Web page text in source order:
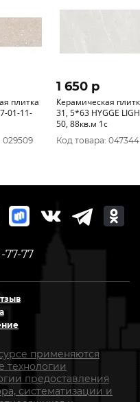
плитка
01-11-
029509
1 650 p
Керамическая
31, 5*63 HYGGE
50, 88кв.м 1с
Код товара: 047344
77-77
применяются
технологии
предоставления
систематизации и